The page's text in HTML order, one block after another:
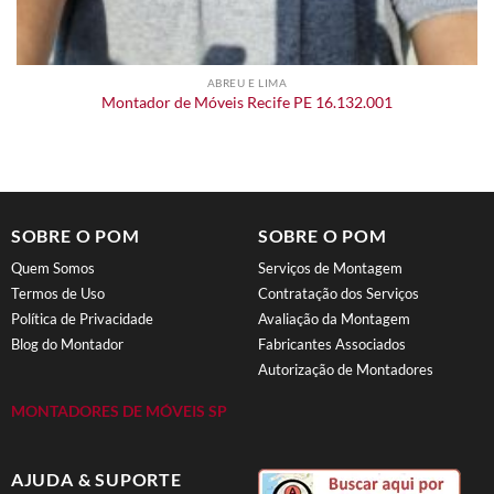
ABREU E LIMA
Montador de Móveis Recife PE 16.132.001
SOBRE O POM
Quem Somos
Termos de Uso
Política de Privacidade
Blog do Montador
MONTADORES DE MÓVEIS SP
SOBRE O POM
Serviços de Montagem
Contratação dos Serviços
Avaliação da Montagem
Fabricantes Associados
Autorização de Montadores
AJUDA & SUPORTE